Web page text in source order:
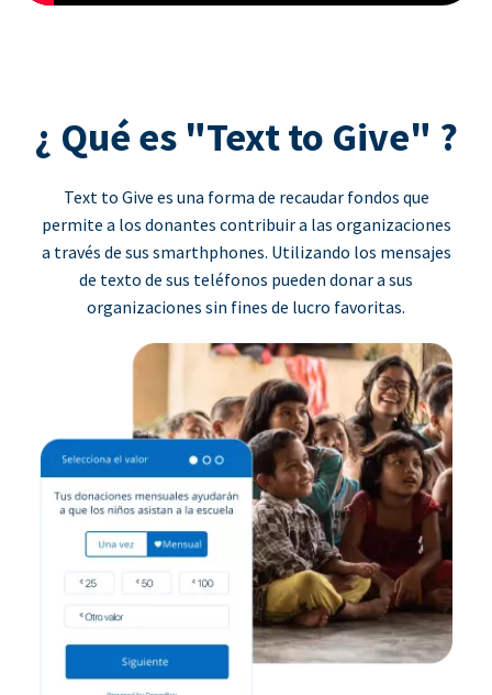
¿ Qué es "Text to Give" ?
Text to Give es una forma de recaudar fondos que
permite a los donantes contribuir a las organizaciones
a través de sus smarthphones. Utilizando los mensajes
de texto de sus teléfonos pueden donar a sus
organizaciones sin fines de lucro favoritas.